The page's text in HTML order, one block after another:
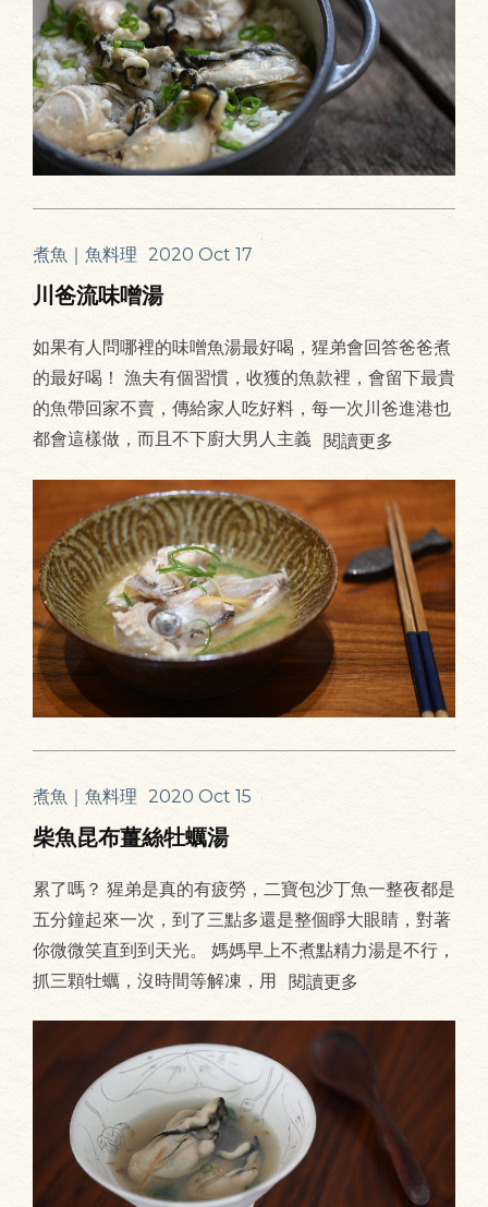
煮魚｜魚料理 2020 Oct 17
川爸流味噌湯
如果有人問哪裡的味噌魚湯最好喝，猩弟會回答爸爸煮
的最好喝！ 漁夫有個習慣，收獲的魚款裡，會留下最貴
的魚帶回家不賣，傳給家人吃好料，每一次川爸進港也
都會這樣做，而且不下廚大男人主義 閱讀更多
煮魚｜魚料理 2020 Oct 15
柴魚昆布薑絲牡蠣湯
累了嗎？ 猩弟是真的有疲勞，二寶包沙丁魚一整夜都是
五分鐘起來一次，到了三點多還是整個睜大眼睛，對著
你微微笑直到到天光。 媽媽早上不煮點精力湯是不行，
抓三顆牡蠣，沒時間等解凍，用 閱讀更多